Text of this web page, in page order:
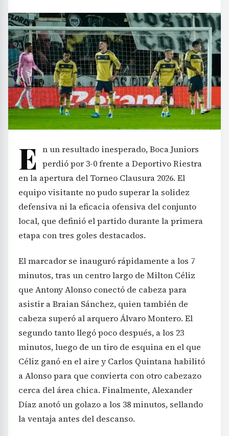
E n un resultado inesperado, Boca Juniors
perdió por 3-0 frente a Deportivo Riestra
en la apertura del Torneo Clausura 2026. El
equipo visitante no pudo superar la solidez
defensiva ni la eficacia ofensiva del conjunto
local, que definió el partido durante la primera
etapa con tres goles destacados.
El marcador se inauguró rápidamente a los 7
minutos, tras un centro largo de Milton Céliz
que Antony Alonso conectó de cabeza para
asistir a Braian Sánchez, quien también de
cabeza superó al arquero Álvaro Montero. El
segundo tanto llegó poco después, a los 23
minutos, luego de un tiro de esquina en el que
Céliz ganó en el aire y Carlos Quintana habilitó
a Alonso para que convierta con otro cabezazo
cerca del área chica. Finalmente, Alexander
Díaz anotó un golazo a los 38 minutos, sellando
la ventaja antes del descanso.